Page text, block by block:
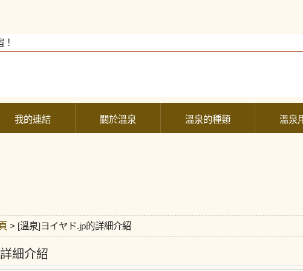
我的連結 關於溫泉 溫泉的種類 溫泉
> [溫泉]ヨイヤド.jp的詳細介紹
細介紹